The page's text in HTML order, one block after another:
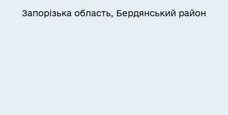
Запорізька область, Бердянський район